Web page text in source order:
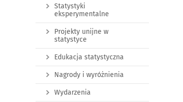
Statystyki
eksperymentalne
Projekty unijne w
statystyce
Edukacja statystyczna
Nagrody i wyróżnienia
Wydarzenia